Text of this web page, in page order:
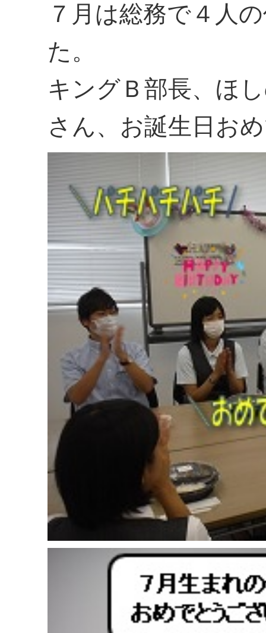
７月は総務で４人
た。
キングＢ部長、ほ
さん、お誕生日お